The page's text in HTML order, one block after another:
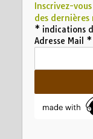
Inscrivez-
des dernières
* indications
Adresse Mail *